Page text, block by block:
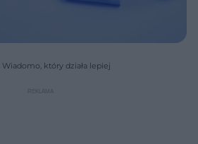
który działa lepiej